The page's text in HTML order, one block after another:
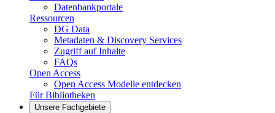
Datenbankportale
Ressourcen
DG Data
Metadaten & Discovery Services
Zugriff auf Inhalte
FAQs
Open Access
Open Access Modelle entdecken
Für Bibliotheken
Unsere Fachgebiete